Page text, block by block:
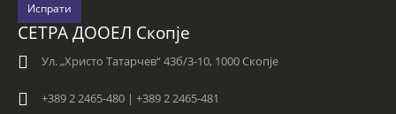
Испрати
СЕТРА ДООЕЛ Скопје
Ул. „Христо Татарчев“ 43б/3-10, 1000 Скопје
+389 2 2465-480 | +389 2 2465-481